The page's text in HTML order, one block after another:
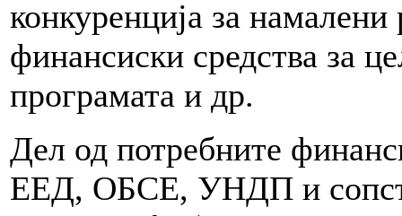
конкуренција за
финансиски средства за
програмата и др.
Дел од потребните
ЕЕД, ОБСЕ, УНДП и